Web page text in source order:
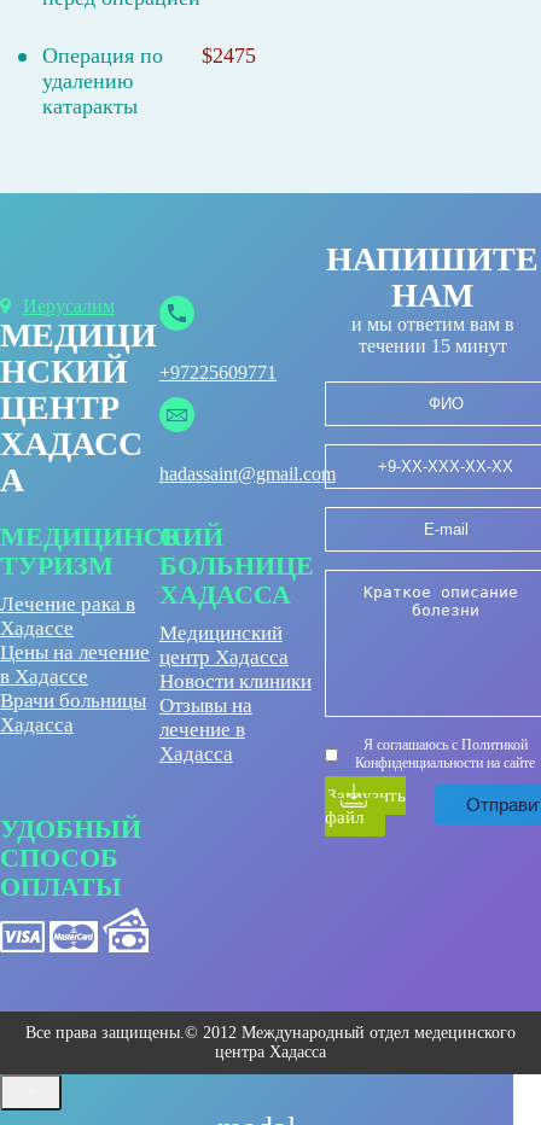
Операция по
удалению
катаракты
$2475
Иерусалим
МЕДИЦИ
НСКИЙ
ЦЕНТР
ХАДАСС
А
+97225609771
hadassaint@gmail.com
МЕДИЦИНСКИЙ
ТУРИЗМ
Лечение рака в
Хадассе
Цены на лечение
в Хадассе
Врачи больницы
Хадасса
О
БОЛЬНИЦЕ
ХАДАССА
Медицинский
центр Хадасса
Новости клиники
Отзывы на
лечение в
Хадасса
УДОБНЫЙ
СПОСОБ
ОПЛАТЫ
НАПИШИТЕ
НАМ
и мы ответим вам в
течении 15 минут
Я соглашаюсь с Политикой
Конфиденциальности на сайте
Загрузить
файл
Все права защищены.© 2012 Международный отдел медецинского
центра Хадасса